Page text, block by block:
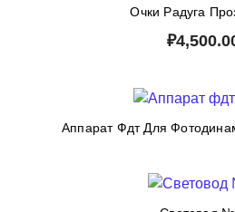
Очки Радуга
Аппарат Фдт Для